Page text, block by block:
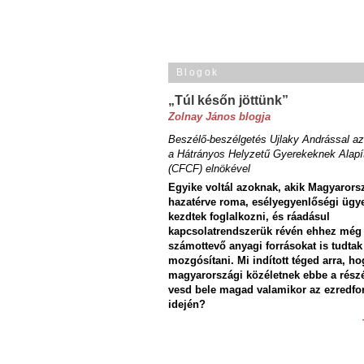
Blogok
„Túl későn jöttünk”
Zolnay János blogja
Beszélő-beszélgetés Ujlaky Andrással
a Hátrányos Helyzetű Gyerekeknek
(CFCF) elnökével
Egyike voltál azoknak, akik
hazatérve roma, esélyegyenlőségi
kezdtek foglalkozni, és ráadásul
kapcsolatrendszerük révén ehhez még
számottevő anyagi forrásokat is tudtak
mozgósítani. Mi indított téged arra,
magyarországi közéletnek ebbe a
vesd bele magad valamikor az
idején?